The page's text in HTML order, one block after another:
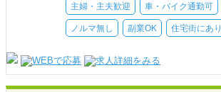
主婦・主夫歓迎 車・バイク通勤可
ノルマ無し 副業OK 住宅街にあり